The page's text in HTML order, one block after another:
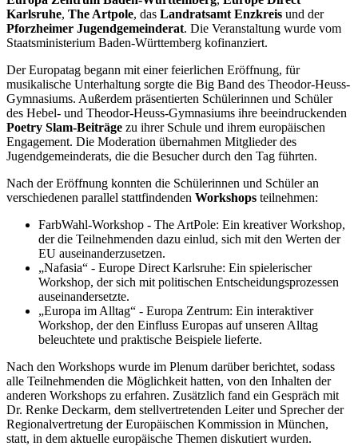
Karlsruhe, The Artpole, das Landratsamt Enzkreis und der
Pforzheimer Jugendgemeinderat. Die Veranstaltung wurde vom
Staatsministerium Baden-Württemberg kofinanziert.
Der Europatag begann mit einer feierlichen Eröffnung, für
musikalische Unterhaltung sorgte die Big Band des Theodor-Heuss-
Gymnasiums. Außerdem präsentierten Schülerinnen und Schüler
des Hebel- und Theodor-Heuss-Gymnasiums ihre beeindruckenden
Poetry Slam-Beiträge zu ihrer Schule und ihrem europäischen
Engagement. Die Moderation übernahmen Mitglieder des
Jugendgemeinderats, die die Besucher durch den Tag führten.
Nach der Eröffnung konnten die Schülerinnen und Schüler an
verschiedenen parallel stattfindenden Workshops teilnehmen:
FarbWahl-Workshop - The ArtPole: Ein kreativer Workshop,
der die Teilnehmenden dazu einlud, sich mit den Werten der
EU auseinanderzusetzen.
„Nafasia“ - Europe Direct Karlsruhe: Ein spielerischer
Workshop, der sich mit politischen Entscheidungsprozessen
auseinandersetzte.
„Europa im Alltag“ - Europa Zentrum: Ein interaktiver
Workshop, der den Einfluss Europas auf unseren Alltag
beleuchtete und praktische Beispiele lieferte.
Nach den Workshops wurde im Plenum darüber berichtet, sodass
alle Teilnehmenden die Möglichkeit hatten, von den Inhalten der
anderen Workshops zu erfahren. Zusätzlich fand ein Gespräch mit
Dr. Renke Deckarm, dem stellvertretenden Leiter und Sprecher der
Regionalvertretung der Europäischen Kommission in München,
statt, in dem aktuelle europäische Themen diskutiert wurden.